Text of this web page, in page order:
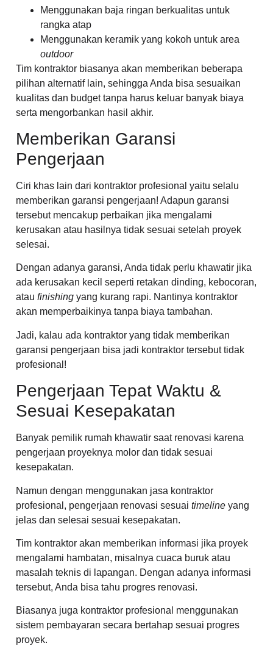
Menggunakan baja ringan berkualitas untuk
rangka atap
Menggunakan keramik yang kokoh untuk area
outdoor
Tim kontraktor biasanya akan memberikan beberapa
pilihan alternatif lain, sehingga Anda bisa sesuaikan
kualitas dan budget tanpa harus keluar banyak biaya
serta mengorbankan hasil akhir.
Memberikan Garansi
Pengerjaan
Ciri khas lain dari kontraktor profesional yaitu selalu
memberikan garansi pengerjaan! Adapun garansi
tersebut mencakup perbaikan jika mengalami
kerusakan atau hasilnya tidak sesuai setelah proyek
selesai.
Dengan adanya garansi, Anda tidak perlu khawatir jika
ada kerusakan kecil seperti retakan dinding, kebocoran,
atau finishing yang kurang rapi. Nantinya kontraktor
akan memperbaikinya tanpa biaya tambahan.
Jadi, kalau ada kontraktor yang tidak memberikan
garansi pengerjaan bisa jadi kontraktor tersebut tidak
profesional!
Pengerjaan Tepat Waktu &
Sesuai Kesepakatan
Banyak pemilik rumah khawatir saat renovasi karena
pengerjaan proyeknya molor dan tidak sesuai
kesepakatan.
Namun dengan menggunakan jasa kontraktor
profesional, pengerjaan renovasi sesuai timeline yang
jelas dan selesai sesuai kesepakatan.
Tim kontraktor akan memberikan informasi jika proyek
mengalami hambatan, misalnya cuaca buruk atau
masalah teknis di lapangan. Dengan adanya informasi
tersebut, Anda bisa tahu progres renovasi.
Biasanya juga kontraktor profesional menggunakan
sistem pembayaran secara bertahap sesuai progres
proyek.